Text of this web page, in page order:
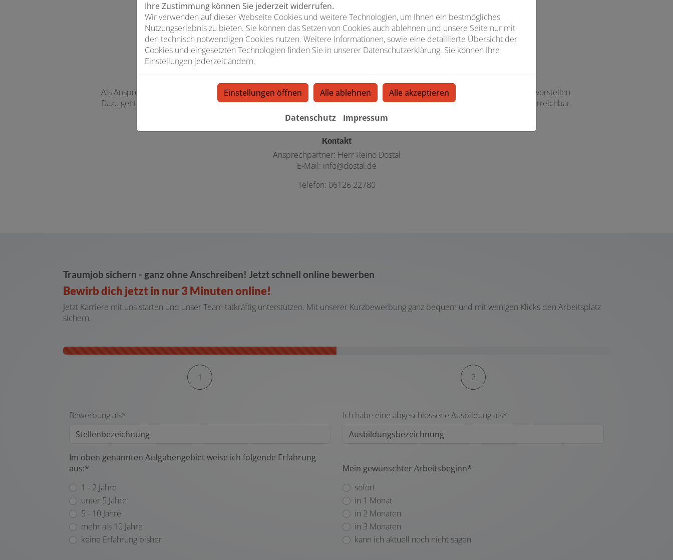
Liebe/r Bewerber/-in,
Interesse an einer neuen Herausforderung?
Als Ansprechpartner der Firma Reino Dostal aus Idstein möchte ich gerne ein unverbindliches und attraktives Job-Angebot vorstellen.
Dazu geht der erste Schritt ganz einfach über unsere Kurzbewerbung ganz unten, aber auch telefonisch sind wir jederzeit erreichbar.
Wir freuen uns auf die Zusammenarbeit!
Kontakt
Ansprechpartner: Herr Reino Dostal
E-Mail: info@dostal.de
Telefon: 06126 22780
Traumjob sichern - ganz ohne Anschreiben! Jetzt schnell online bewerben
Bewirb dich jetzt in nur 3 Minuten online!
Jetzt Karriere mit uns starten und unser Team tatkräftig unterstützen. Mit unserer Kurzbewerbung ganz bequem und mit wenigen Klicks den Arbeitsplatz
sichern.
1 2
Bewerbung als* Ich habe eine abgeschlossene Ausbildung als*
Im oben genannten Aufgabengebiet weise ich folgende Erfahrung
aus:*
1 - 2 Jahre
unter 5 Jahre
5 - 10 Jahre
mehr als 10 Jahre
keine Erfahrung bisher
Mein gewünschter Arbeitsbeginn*
sofort
in 1 Monat
in 2 Monaten
in 3 Monaten
kann ich aktuell noch nicht sagen
Ihre Zustimmung können Sie jederzeit widerrufen.
Wir verwenden auf dieser Webseite Cookies und weitere Technologien, um Ihnen ein bestmögliches
Nutzungserlebnis zu bieten. Sie können das Setzen von Cookies auch ablehnen und unsere Seite nur mit
den technisch notwendigen Cookies nutzen. Weitere Informationen, sowie eine detaillierte Übersicht der
Cookies und eingesetzten Technologien finden Sie in unserer Datenschutzerklärung. Sie können Ihre
Einstellungen jederzeit ändern.
Einstellungen öffnen Alle ablehnen Alle akzeptieren
Datenschutz Impressum